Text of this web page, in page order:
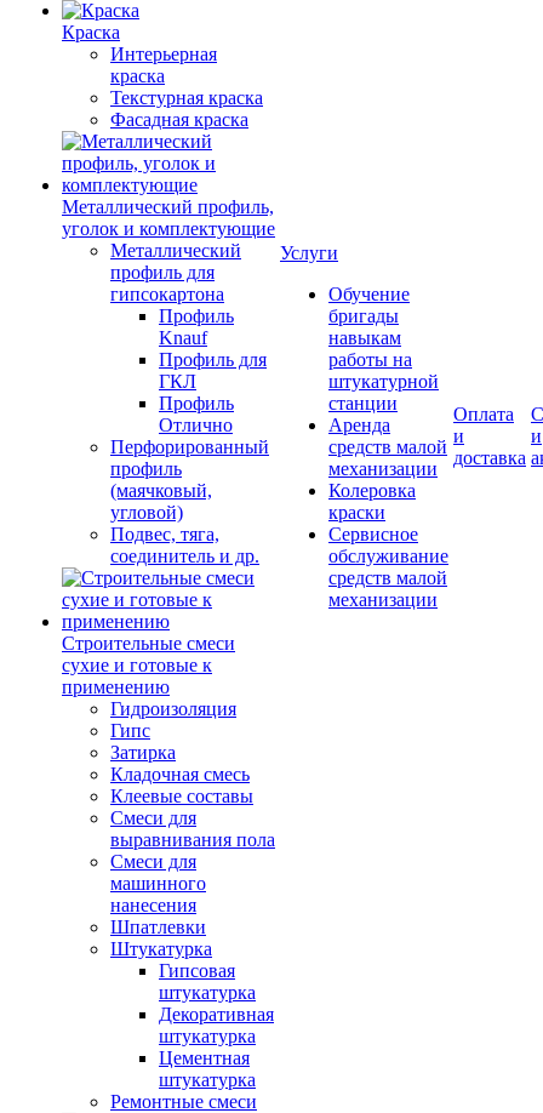
Краска
Интерьерная
краска
Текстурная краска
Фасадная краска
Металлический профиль,
уголок и комплектующие
Металлический
профиль для
гипсокартона
Профиль
Knauf
Профиль для
ГКЛ
Профиль
Отлично
Перфорированный
профиль
(маячковый,
угловой)
Подвес, тяга,
соединитель и др.
Строительные смеси
сухие и готовые к
применению
Гидроизоляция
Гипс
Затирка
Кладочная смесь
Клеевые составы
Смеси для
выравнивания пола
Смеси для
машинного
нанесения
Шпатлевки
Штукатурка
Гипсовая
штукатурка
Декоративная
штукатурка
Цементная
штукатурка
Ремонтные смеси
Услуги
Обучение
бригады
навыкам
работы на
штукатурной
станции
Аренда
средств малой
механизации
Колеровка
краски
Сервисное
обслуживание
средств малой
механизации
Оплата
и
доставка
и